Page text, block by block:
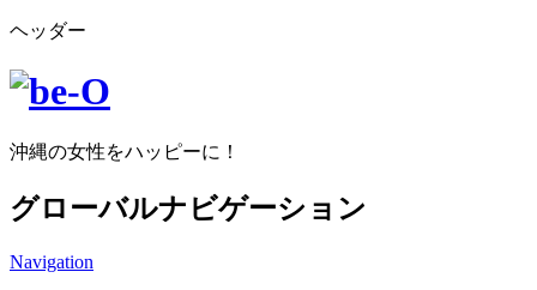
ヘッダー
沖縄の女性をハッピーに！
グローバルナビゲーション
Navigation